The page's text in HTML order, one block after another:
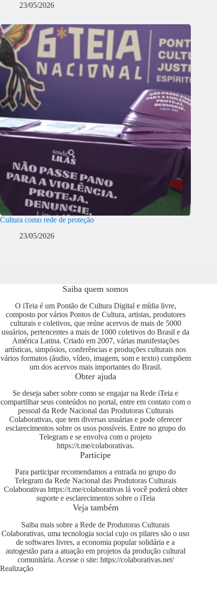
23/05/2026
Cultura como rede de proteção
23/05/2026
Saiba quem somos
O iTeia é um Pontão de Cultura Digital e mídia livre,
composto por vários Pontos de Cultura, artistas, produtores
culturais e coletivos, que reúne acervos de mais de 5000
usuários, pertencentes a mais de 1000 coletivos do Brasil e da
América Latina. Criado em 2007, várias manifestações
artísticas, simpósios, conferências e produções culturais nos
vários formatos (áudio, vídeo, imagem, som e texto) compõem
um dos acervos mais importantes do Brasil.
Obter ajuda
Se deseja saber sobre como se engajar na Rede iTeia e
compartilhar seus conteúdos no portal, entre em contato com o
pessoal da Rede Nacional das Produtoras Culturais
Colaborativas, que tem diversas usuárias e pode oferecer
esclarecimentos sobre os usos possíveis. Entre no grupo do
Telegram e se envolva com o projeto
https://t.me/colaborativas.
Participe
Para participar recomendamos a entrada no grupo do
Telegram da Rede Nacional das Produtoras Culturais
Colaborativas https://t.me/colaborativaslá você poderá obter
suporte e esclarecimentos sobre o iTeia
Veja também
Saiba mais sobre a Rede de Produtoras Culturais
Colaborativas, uma tecnologia social cujo os pilares são o uso
de softwares livres, a economia popular solidária e a
autogestão para a atuação em projetos da produção cultural
comunitária. Acesse o site: https://colaborativas.net/
Realização